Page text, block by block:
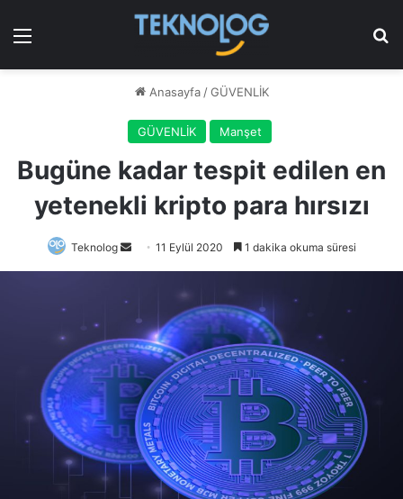
Menü
Anasayfa / GÜVENLİK
GÜVENLİK Manşet
Bugüne kadar tespit edilen en
yetenekli kripto para hırsızı
Teknolog
Bir
e-
göndermek
11 Eylül 2020 1 dakika okuma süresi